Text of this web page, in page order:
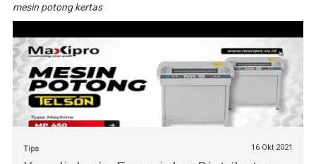
mesin potong kertas
Tips 16 Okt 2021